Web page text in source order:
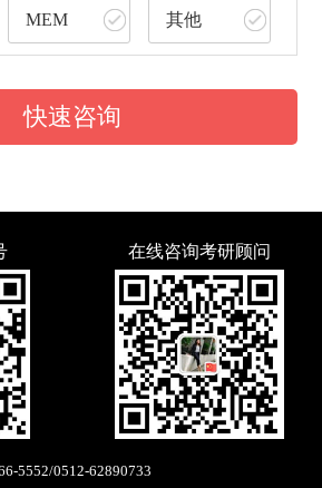
MEM 其他
快速咨询
在线咨询考研顾问
5552/0512-62890733